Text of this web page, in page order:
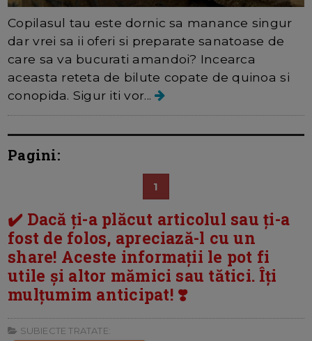
Copilasul tau este dornic sa manance singur
dar vrei sa ii oferi si preparate sanatoase de
care sa va bucurati amandoi? Incearca
aceasta reteta de bilute copate de quinoa si
conopida. Sigur iti vor...
Pagini:
1
✔️ Dacă ți-a plăcut articolul sau ți-a
fost de folos, apreciază-l cu un
share! Aceste informații le pot fi
utile și altor mămici sau tătici. Îți
mulțumim anticipat! ❣️
SUBIECTE TRATATE: